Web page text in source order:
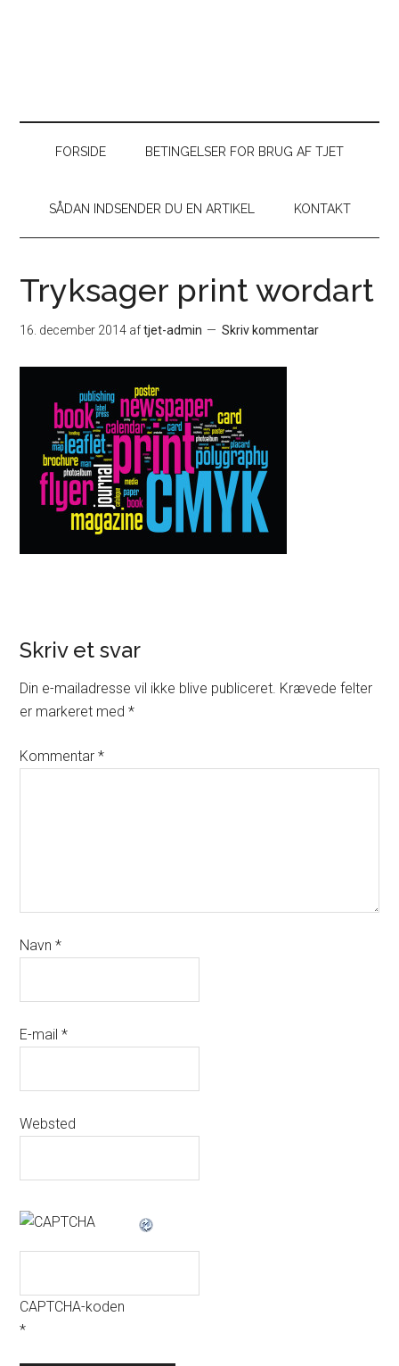
FORSIDE BETINGELSER FOR BRUG AF TJET
SÅDAN INDSENDER DU EN ARTIKEL KONTAKT
Tryksager print wordart
16. december 2014 aftjet-admin Skriv kommentar
Skriv et svar
Din e-mailadresse vil ikke blive publiceret. Krævede felter
er markeret med*
Kommentar*
Navn*
E-mail*
Websted
CAPTCHA-koden
*